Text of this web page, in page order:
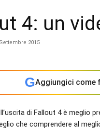
4: un
2015
GAggiungici come
di Fallout 4 è meglio
che comprendere al